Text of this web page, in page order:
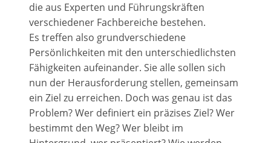
die aus Experten und Führungskräften
verschiedener Fachbereiche bestehen.
Es treffen also grundverschiedene
Persönlichkeiten mit den unterschiedlichsten
Fähigkeiten aufeinander. Sie alle sollen sich
nun der Herausforderung stellen, gemeinsam
ein Ziel zu erreichen. Doch was genau ist das
Problem? Wer definiert ein präzises Ziel? Wer
bestimmt den Weg? Wer bleibt im